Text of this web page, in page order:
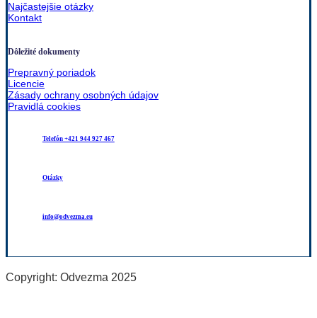
Najčastejšie otázky
Kontakt
Dôležité dokumenty
Prepravný poriadok
Licencie
Zásady ochrany osobných údajov
Pravidlá cookies
Telefón +421 944 927 467
Otázky
info@odvezma.eu
Copyright: Odvezma 2025